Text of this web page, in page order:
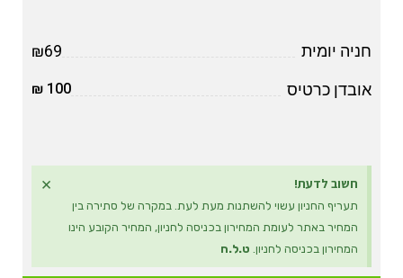
חניה יומית ₪69
אובדן כרטיס 100 ₪
חשוב לדעת!
תעריף החניון עשוי להשתנות מעת לעת. במקרה של סתירה בין
המחיר באתר לעומת המחירון בכניסה לחניון, המחיר הקובע הינו
המחירון בכניסה לחניון.ט.ל.ח